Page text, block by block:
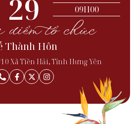
29 09H00
tổ chức
Thành Hôn
Xã Tiền Hải, Tỉnh Hưng Yên